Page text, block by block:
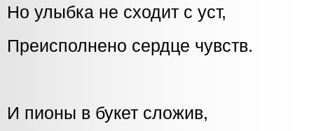
Но улыбка не сходит с уст,
Преисполнено сердце чувств.
И пионы в букет сложив,